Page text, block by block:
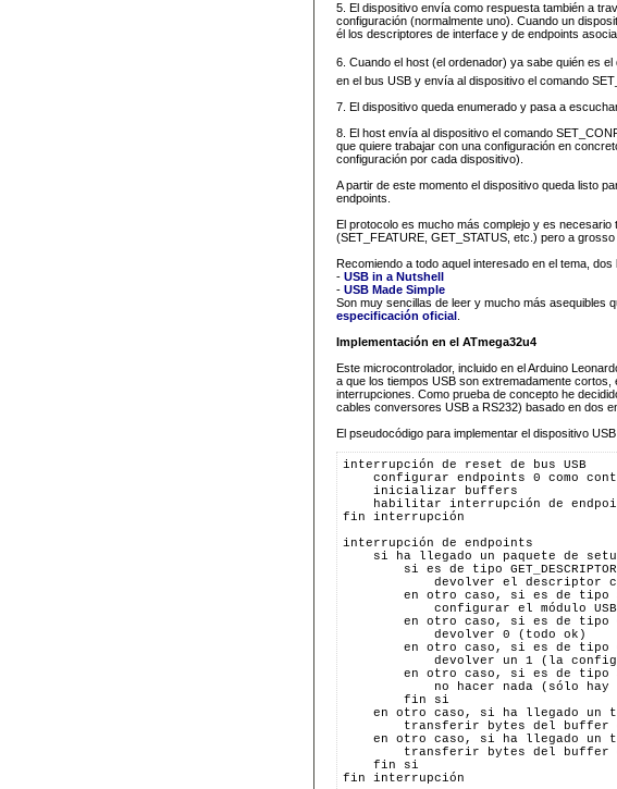
5. El dispositivo envía como respuesta también a
configuración (normalmente uno). Cuando un
él los descriptores de interface y de endpoints
6. Cuando el host (el ordenador) ya sabe quién es
en el bus USB y envía al dispositivo el comando
7. El dispositivo queda enumerado y pasa a
8. El host envía al dispositivo el comando
que quiere trabajar con una configuración en
configuración por cada dispositivo).
A partir de este momento el dispositivo queda listo
endpoints.
El protocolo es mucho más complejo y es
(SET_FEATURE, GET_STATUS, etc.) pero a
Recomiendo a todo aquel interesado en el tema,
- USB in a Nutshell
- USB Made Simple
Son muy sencillas de leer y mucho más asequibles
especificación oficial
Implementación en el ATmega32u4
Este microcontrolador, incluido en el Arduino
a que los tiempos USB son extremadamente
interrupciones. Como prueba de concepto he
cables conversores USB a RS232) basado en dos
El pseudocódigo para implementar el dispositivo
interrupción de reset de bus USB
configurar endpoints 0 como
    inicializar buffers
habilitar interrupción de
fin interrupción
interrupción de endpoints
si ha llegado un paquete de
si es de tipo
devolver el descriptor
en otro caso, si es de tipo
configurar el módulo
en otro caso, si es de tipo
            devolver 0 (todo ok)
en otro caso, si es de tipo
devolver un 1 (la
en otro caso, si es de tipo
no hacer nada (sólo
        fin si
en otro caso, si ha llegado un
transferir bytes del
en otro caso, si ha llegado un
transferir bytes del
    fin si
fin interrupción